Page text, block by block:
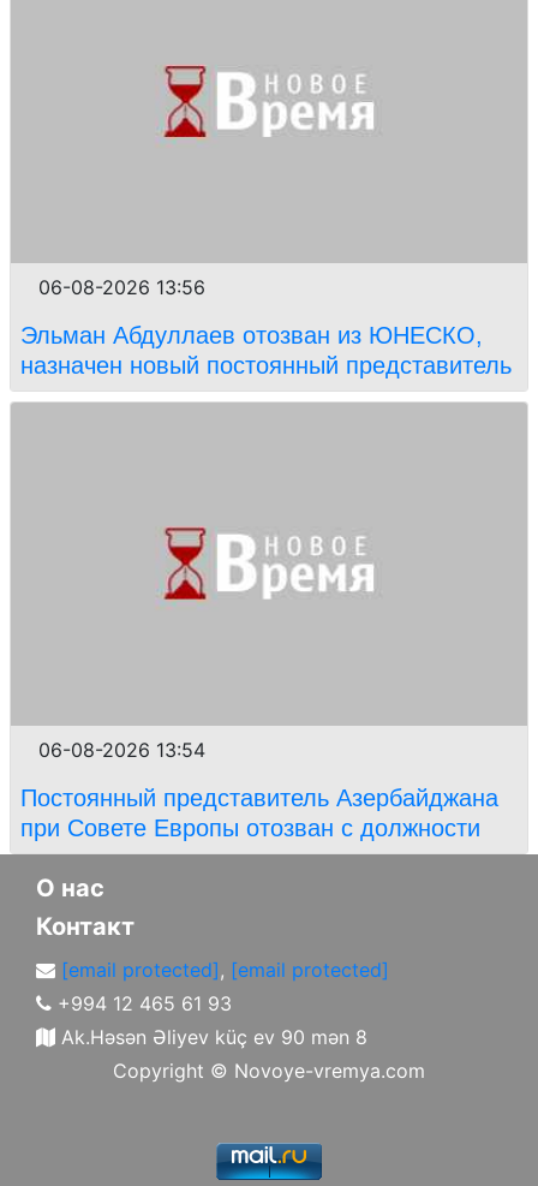
06-08-2026 13:56
Эльман Абдуллаев отозван из ЮНЕСКО,
назначен новый постоянный представитель
06-08-2026 13:54
Постоянный представитель Азербайджана
при Совете Европы отозван с должности
О нас
Контакт
[email protected], [email protected]
+994 12 465 61 93
Ak.Həsən Əliyev küç ev 90 mən 8
Copyright © Novoye-vremya.com